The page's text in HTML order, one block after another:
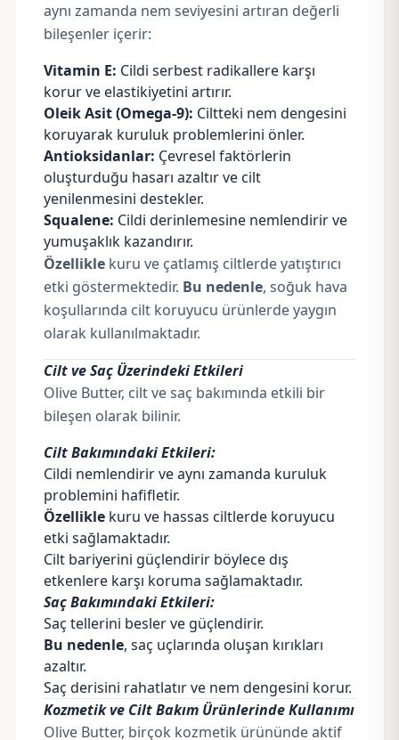
aynı zamanda nem seviyesini artıran değerli
bileşenler içerir:
Vitamin E: Cildi serbest radikallere karşı
korur ve elastikiyetini artırır.
Oleik Asit (Omega-9): Ciltteki nem dengesini
koruyarak kuruluk problemlerini önler.
Antioksidanlar: Çevresel faktörlerin
oluşturduğu hasarı azaltır ve cilt
yenilenmesini destekler.
Squalene: Cildi derinlemesine nemlendirir ve
yumuşaklık kazandırır.
Özellikle kuru ve çatlamış ciltlerde yatıştırıcı
etki göstermektedir. Bu nedenle, soğuk hava
koşullarında cilt koruyucu ürünlerde yaygın
olarak kullanılmaktadır.
Cilt ve Saç Üzerindeki Etkileri
Olive Butter, cilt ve saç bakımında etkili bir
bileşen olarak bilinir.
Cilt Bakımındaki Etkileri:
Cildi nemlendirir ve aynı zamanda kuruluk
problemini hafifletir.
Özellikle kuru ve hassas ciltlerde koruyucu
etki sağlamaktadır.
Cilt bariyerini güçlendirir böylece dış
etkenlere karşı koruma sağlamaktadır.
Saç Bakımındaki Etkileri:
Saç tellerini besler ve güçlendirir.
Bu nedenle, saç uçlarında oluşan kırıkları
azaltır.
Saç derisini rahatlatır ve nem dengesini korur.
Kozmetik ve Cilt Bakım Ürünlerinde Kullanımı
Olive Butter, birçok kozmetik ürününde aktif